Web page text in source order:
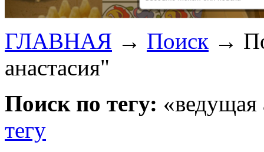
ГЛАВНАЯ → Поиск →
анастасия"
Поиск по тегу: «ведущая
тегу